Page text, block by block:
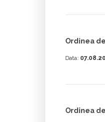
Ordinea
Data:
Ordinea